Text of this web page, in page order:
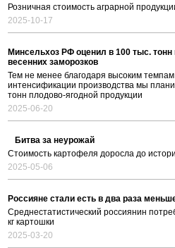
Розничная стоимость аграрной
2025-10-17
Минсельхоз РФ оценил в 100 тыс. тонн
весенних заморозков
Тем не менее благодаря высоким темпам
интенсификации производства мы
тонн плодово-ягодной продукции
2025-06-20
Битва за неурожай
Стоимость картофеля доросла до
2025-05-06
Россияне стали есть в два раза
Среднестатистический россиянин
кг картошки
2025-03-20